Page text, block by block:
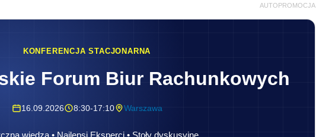
AUTOPROMOCJA
KONFERENCJA STACJONARNA
Forum Biur Rachunkowych
16.09.2026 8:30-17:10 Warszawa